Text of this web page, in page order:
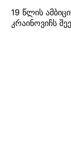
19 წლის
კრაინოვიჩს